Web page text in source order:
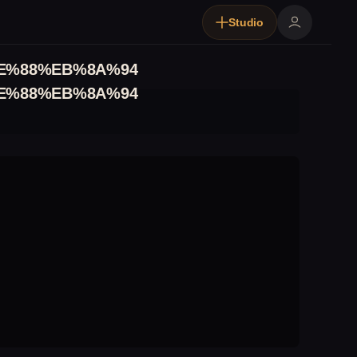
Studio